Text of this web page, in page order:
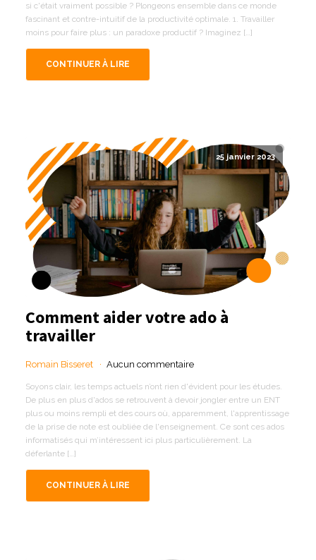
si c'était vraiment possible ? Plongeons ensemble dans ce monde
fascinant et contre-intuitif de la productivité optimale. 1. Travailler
moins pour faire plus : un paradoxe productif ? Imaginez […]
CONTINUER À LIRE
25 janvier 2023
Comment aider votre ado à
travailler
Romain Bisseret Aucun commentaire
Soyons clair, les temps actuels n’ont rien d'évident pour les études.
De plus en plus d'ados se retrouvent à devoir jongler entre un ENT
plus ou moins rempli et des cours où, apparemment, l'apprentissage
de la prise de note est oubliée de l'enseignement. Ce sont ces ados
informatisés qui m’intéressent ici plus particulièrement. La
déferlante […]
CONTINUER À LIRE